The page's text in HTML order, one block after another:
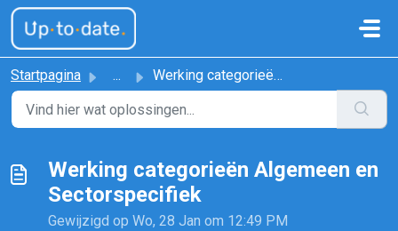
Doorgaan naar hoofdinhoud
Startpagina ... Werking categorieën Algemeen en Sectorspecifiek
Werking categorieën Algemeen en
Sectorspecifiek
Gewijzigd op Wo, 28 Jan om 12:49 PM